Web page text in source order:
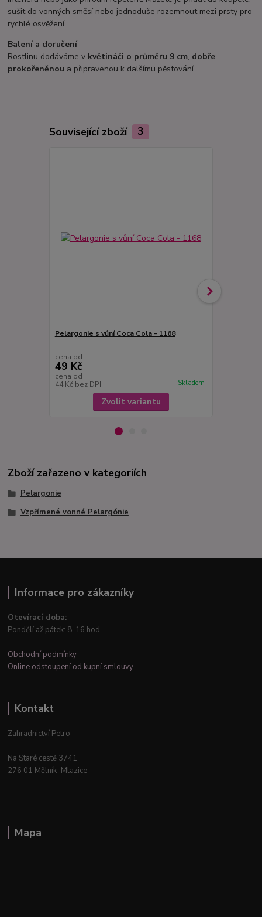
sušit do vonných směsí nebo jednoduše rozemnout mezi prsty pro
rychlé osvěžení.
Balení a doručení
Rostlinu dodáváme v květináči o průměru 9 cm, dobře
prokořeněnou a připravenou k dalšímu pěstování.
Související zboží 3
Pelargonie s vůní Coca Cola - 1168
cena od
49 Kč
cena od
44 Kč bez DPH Skladem
Zvolit variantu
Zboží zařazeno v kategoriích
Pelargonie
Vzpřímené vonné Pelargónie
Informace pro zákazníky
Otevírací doba:
Pondělí až pátek: 8-16 hod.
Obchodní podmínky
Online odstoupení od kupní smlouvy
Kontakt
Zahradnictví Petro
Na Staré cestě 3741
276 01 Mělník–Mlazice
Mapa